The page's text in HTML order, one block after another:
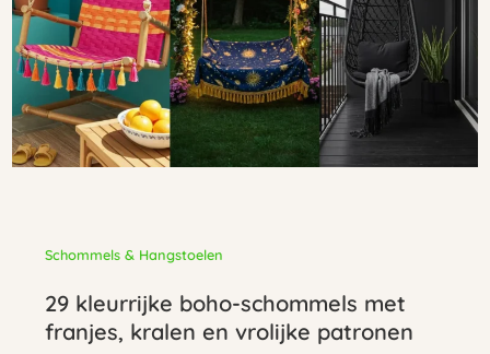
Schommels & Hangstoelen
29 kleurrijke boho-schommels met
franjes, kralen en vrolijke patronen